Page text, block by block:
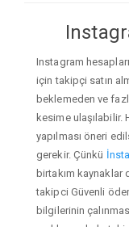
Instagram
için takipçi satın
beklemeden ve
kesime ulaşılabilir.
yapılması öneri
gerekir. Çünkü
birtakım kaynaklar
takipci Güvenli
bilgilerinin